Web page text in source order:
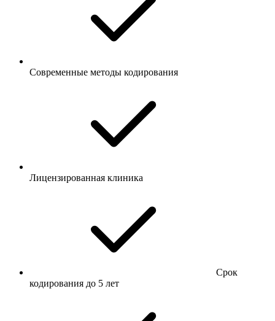
Современные методы кодирования
Лицензированная клиника
Срок
кодирования до 5 лет